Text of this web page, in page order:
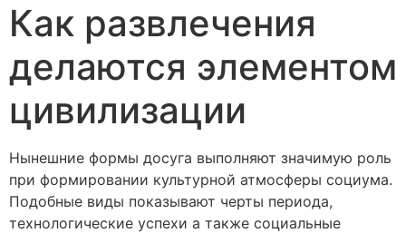
Как развлечения
делаются элементом
цивилизации
Нынешние формы досуга выполняют значимую роль
при формировании культурной атмосферы социума.
Подобные виды показывают черты периода,
технологические успехи а также социальные